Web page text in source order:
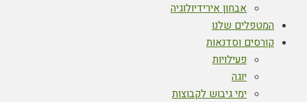
אבחון אירידיולוגיה
המטפלים שלנו
קורסים וסדנאות
פעילויות
יוגה
ימי גיבוש לקבוצות